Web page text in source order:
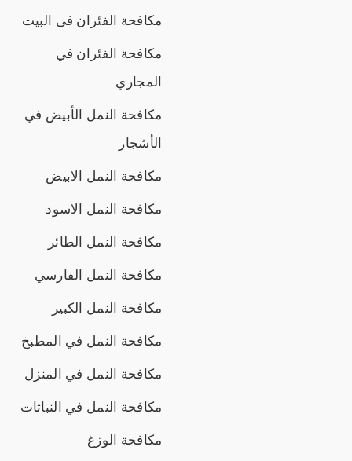
مكافحة الفئران فى البيت
مكافحة الفئران في
المجاري
مكافحة النمل الأبيض في
الأشجار
مكافحة النمل الابيض
مكافحة النمل الاسود
مكافحة النمل الطائر
مكافحة النمل الفارسي
مكافحة النمل الكبير
مكافحة النمل في المطبخ
مكافحة النمل في المنزل
مكافحة النمل في النباتات
مكافحة الوزغ